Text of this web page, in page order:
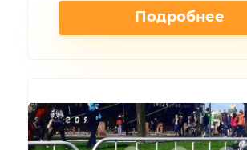
Подробнее